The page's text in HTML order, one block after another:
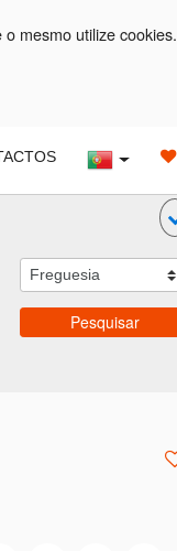
mesmo utilize cookies.
Pesquisar